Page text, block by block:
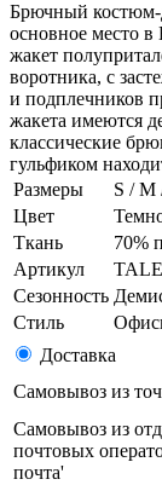
Брючный костюм-
основное место
жакет
воротника, с
и подплечников
жакета имеются
классические
гульфиком
Размеры
S / M
Цвет
Ткань
70%
Артикул
Сезонность
Стиль
Доставка
Самовывоз из
Самовывоз из
почтовых
почта'